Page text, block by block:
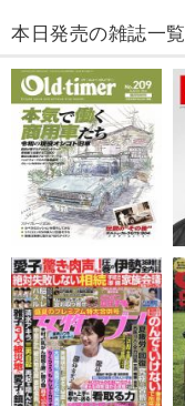
本日発売の雑誌一覧